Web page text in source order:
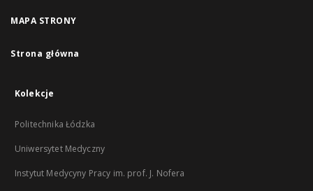
MAPA STRONY
Strona główna
Kolekcje
Politechnika Łódzka
Uniwersytet Medyczny
Instytut Medycyny Pracy im. prof. J. Nofera